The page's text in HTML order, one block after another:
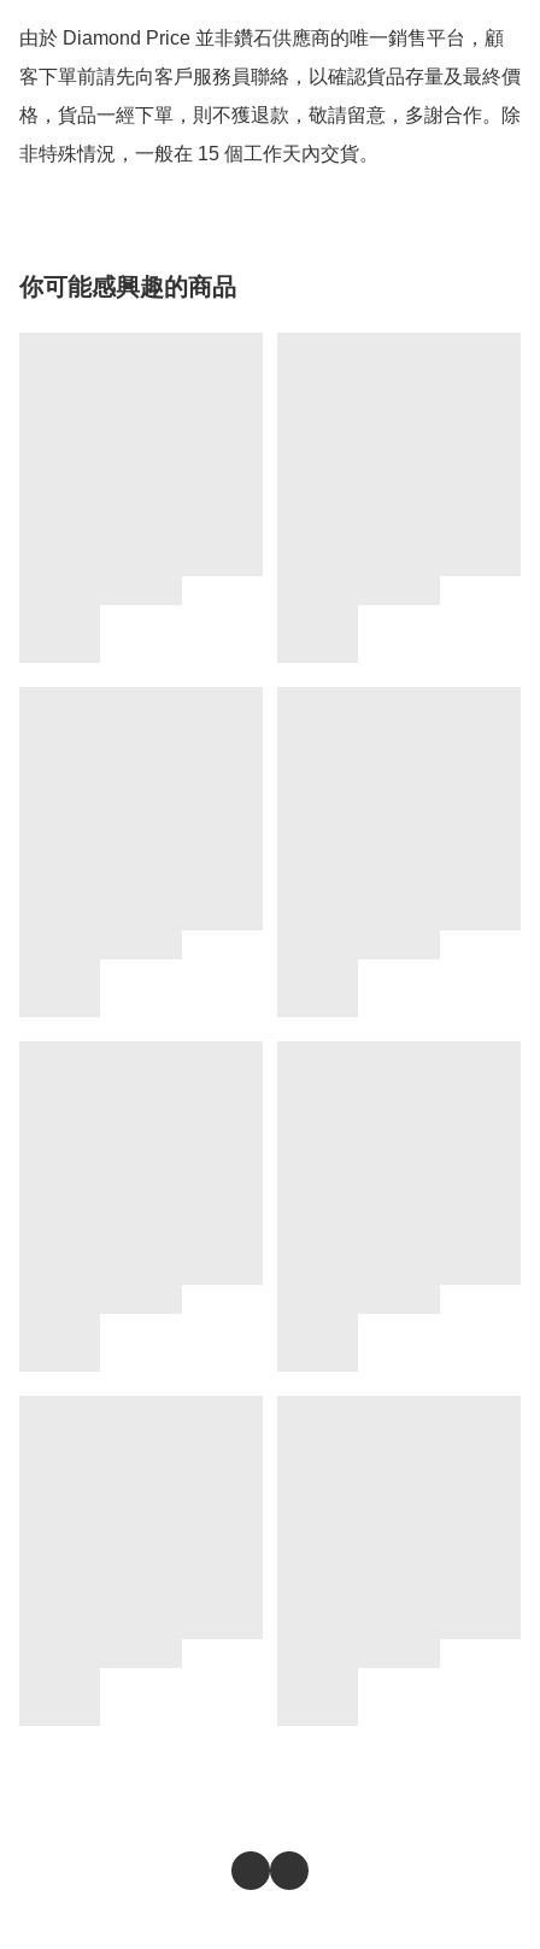
由於 Diamond Price 並非鑽石供應商的唯一銷售平台，顧
客下單前請先向客戶服務員聯絡，以確認貨品存量及最終價
格，貨品一經下單，則不獲退款，敬請留意，多謝合作。除
非特殊情況，一般在 15 個工作天內交貨。
你可能感興趣的商品